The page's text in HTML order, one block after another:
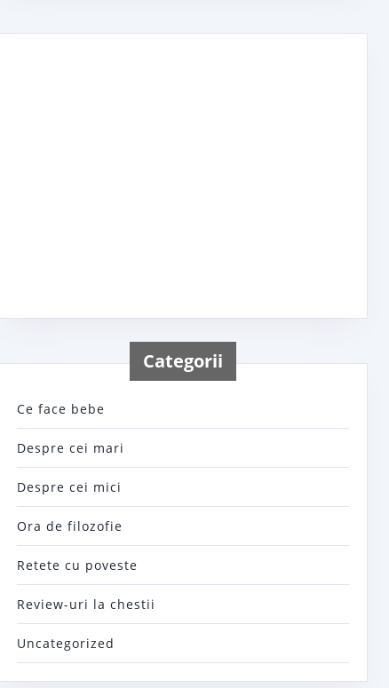
Categorii
Ce face bebe
Despre cei mari
Despre cei mici
Ora de filozofie
Retete cu poveste
Review-uri la chestii
Uncategorized